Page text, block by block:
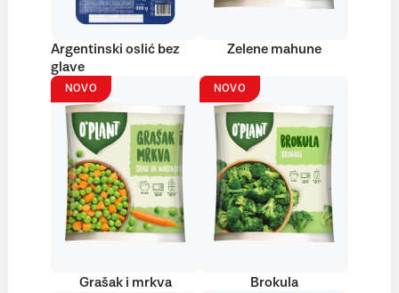
Argentinski oslić bez
glave
Zelene mahune
NOVO
Grašak i mrkva
NOVO
Brokula